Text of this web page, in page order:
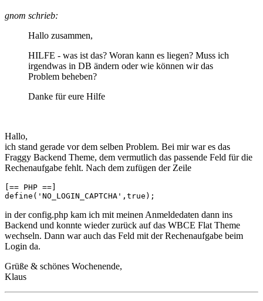
gnom schrieb:
Hallo zusammen,
HILFE - was ist das? Woran kann es liegen? Muss ich
irgendwas in DB ändern oder wie können wir das
Problem beheben?
Danke für eure Hilfe
Hallo,
ich stand gerade vor dem selben Problem. Bei mir war es das
Fraggy Backend Theme, dem vermutlich das passende Feld für die
Rechenaufgabe fehlt. Nach dem zufügen der Zeile
[== PHP ==]
define('NO_LOGIN_CAPTCHA',true);
in der config.php kam ich mit meinen Anmeldedaten dann ins
Backend und konnte wieder zurück auf das WBCE Flat Theme
wechseln. Dann war auch das Feld mit der Rechenaufgabe beim
Login da.
Grüße & schönes Wochenende,
Klaus